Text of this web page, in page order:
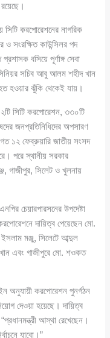
করপোরেশনের নাগরিক
ও সংরক্ষিত কাউন্সিলর পদ
বসিয়ে পূর্ণাঙ্গ সেবা
সচিব আবু আলম শহীদ খান
হওয়ার ঝুঁকি থেকেই যায়।
সিটি করপোরেশন, ৩৩০টি
জনপ্রতিনিধিদের অপসারণ
১২ ফেব্রুয়ারি জাতীয় সংসদ
পরে স্থানীয় সরকার
গাজীপুর, সিলেট ও খুলনায়
চেয়ারপারসনের উপদেষ্টা
দায়িত্ব পেয়েছেন মো.
মঞ্জু, সিলেটে আব্দুল
এবং গাজীপুরে মো. শওকত
অনুযায়ী করপোরেশন পুনর্গঠন
দেওয়া হয়েছে। দায়িত্ব
আস্থা রেখেছেন।
যাবো।”